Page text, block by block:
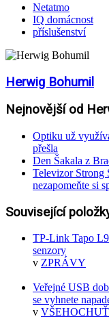
Netatmo
IQ domácnost
příslušenství
Herwig Bohumil
Nejnovější od
Optiku už
přešla
Den Šakala z
Televizor Strong
nezapomeňte si
Související
TP-Link Tapo
senzory
v ZPRÁVY
Veřejné USB
se vyhnete
v VŠEHOCHUŤ